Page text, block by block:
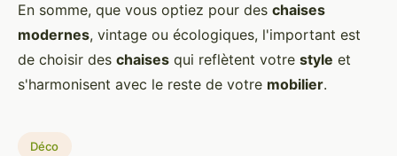
En somme, que vous optiez pour des chaises
modernes, vintage ou écologiques, l'important est
de choisir des chaises qui reflètent votre style et
s'harmonisent avec le reste de votre mobilier.
Déco